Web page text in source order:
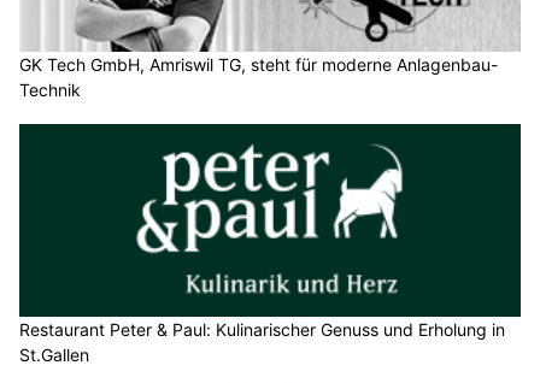
GK Tech GmbH, Amriswil TG, steht für moderne Anlagenbau-
Technik
Restaurant Peter & Paul: Kulinarischer Genuss und Erholung in
St.Gallen